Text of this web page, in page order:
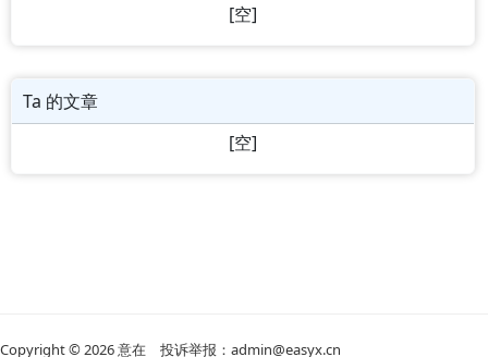
[空]
Ta 的文章
[空]
Copyright © 2026意在 投诉举报：admin@easyx.cn